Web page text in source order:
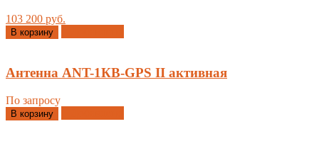
103 200 руб.
В корзину
Антенна ANT-1КВ-GPS II активная
По запросу
В корзину